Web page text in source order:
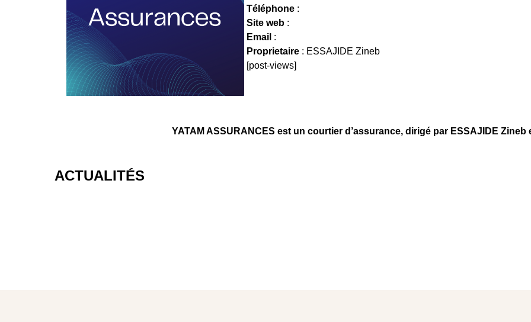
Téléphone :
Site web :
Email :
Proprietaire : ESSAJIDE Zineb
[post-views]
YATAM ASSURANCES est un courtier d’assurance, dirigé par ESSAJIDE Zineb
ACTUALITÉS